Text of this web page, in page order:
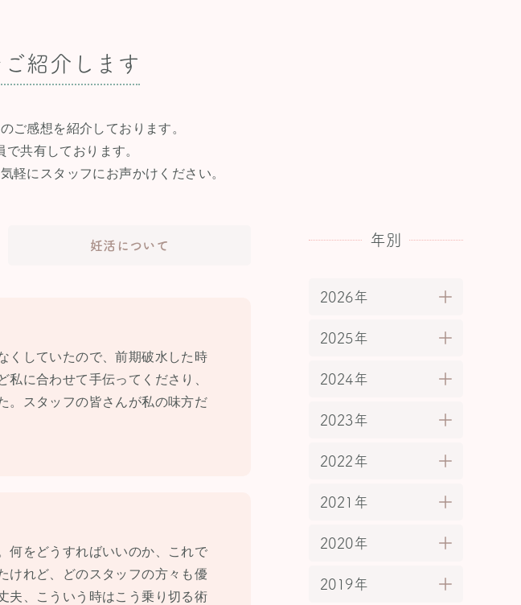
紹介します
ご感想を紹介しております。
共有しております。
軽にスタッフにお声かけください。
妊活について
くしていたので、前期破水した時
に合わせて手伝ってくださり、
。スタッフの皆さんが私の味方だ
をどうすればいいのか、これで
けれど、どのスタッフの方々も優
夫、こういう時はこう乗り切る術
年別
2026年
2025年
2024年
2023年
2022年
2021年
2020年
2019年